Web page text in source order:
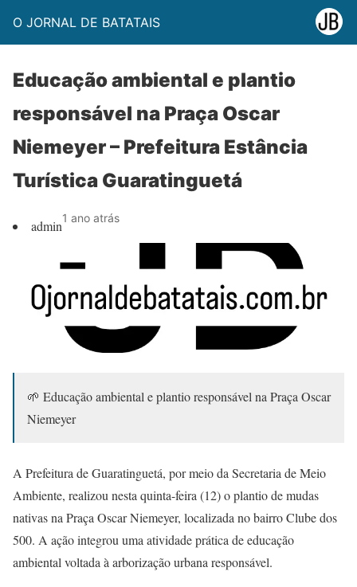
O JORNAL DE BATATAIS
Educação ambiental e plantio
responsável na Praça Oscar
Niemeyer – Prefeitura Estância
Turística Guaratinguetá
admin1 ano atrás
🌱 Educação ambiental e plantio responsável na Praça Oscar
Niemeyer
A Prefeitura de Guaratinguetá, por meio da Secretaria de Meio
Ambiente, realizou nesta quinta-feira (12) o plantio de mudas
nativas na Praça Oscar Niemeyer, localizada no bairro Clube dos
500. A ação integrou uma atividade prática de educação
ambiental voltada à arborização urbana responsável.